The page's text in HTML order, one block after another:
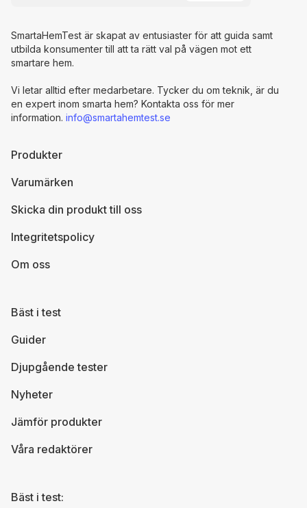
Bäst i test
Guider
Djupgående tester
Nyheter
Jämför produkter
Våra redaktörer
Produkter
Varumärken
Skicka din produkt till oss
Integritetspolicy
Om oss
SmartaHemTest är skapat av entusiaster för att guida samt
utbilda konsumenter till att ta rätt val på vägen mot ett
smartare hem.
Vi letar alltid efter medarbetare. Tycker du om teknik, är du
en expert inom smarta hem? Kontakta oss för mer
information. info@smartahemtest.se
Bäst i test: